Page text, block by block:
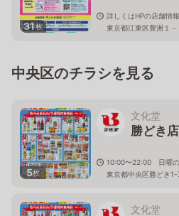
31枚
詳しくはHPの店舗情
東京都江東区豊洲１－
中央区のチラシを見る
5枚
文化堂
勝どき店
10:00〜22:00 日曜
東京都中央区勝どき
文化堂